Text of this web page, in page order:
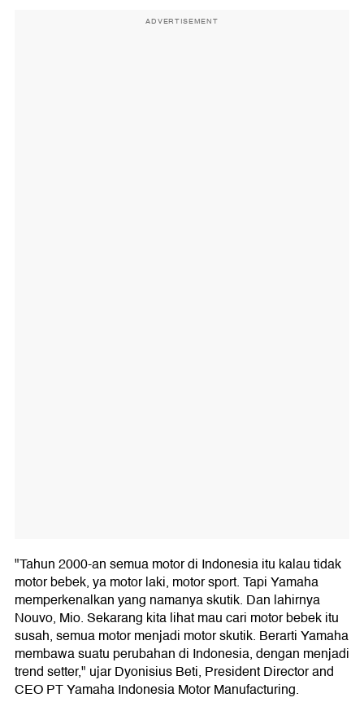
ADVERTISEMENT
"Tahun 2000-an semua motor di Indonesia itu kalau tidak
motor bebek, ya motor laki, motor sport. Tapi Yamaha
memperkenalkan yang namanya skutik. Dan lahirnya
Nouvo, Mio. Sekarang kita lihat mau cari motor bebek itu
susah, semua motor menjadi motor skutik. Berarti Yamaha
membawa suatu perubahan di Indonesia, dengan menjadi
trend setter," ujar Dyonisius Beti, President Director and
CEO PT Yamaha Indonesia Motor Manufacturing.